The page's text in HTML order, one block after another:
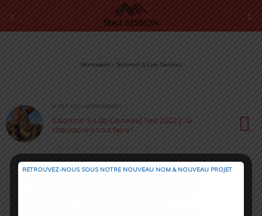
Marqueurs › Salomon S-Lab Genesis
26 AOÛT 2022 • PAR ROMAIN SEMPEY
Salomon S-Lab Genesis [ Test 2022 ] : la
chaussure à tout faire !
RETROUVEZ-NOUS SOUS NOTRE NOUVEAU NOM & NOUVEAU PROJET